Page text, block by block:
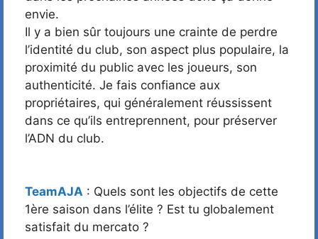
envie.
Il y a bien sûr toujours une crainte de perdre
l’identité du club, son aspect plus populaire, la
proximité du public avec les joueurs, son
authenticité. Je fais confiance aux
propriétaires, qui généralement réussissent
dans ce qu’ils entreprennent, pour préserver
l’ADN du club.
TeamAJA : Quels sont les objectifs de cette
1ère saison dans l’élite ? Est tu globalement
satisfait du mercato ?